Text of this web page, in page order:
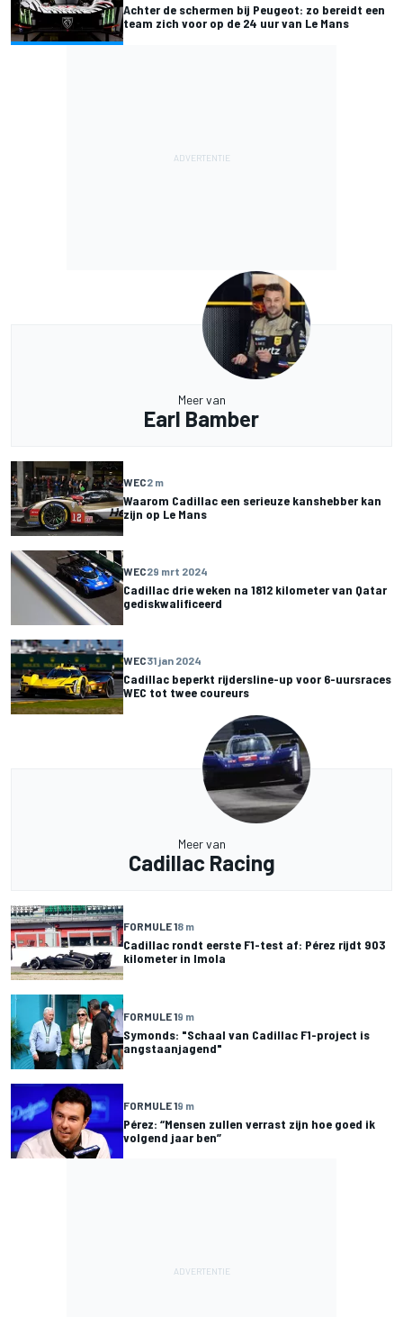
Achter de schermen bij Peugeot: zo bereidt een
team zich voor op de 24 uur van Le Mans
Meer van
Earl Bamber
WEC2 m
Waarom Cadillac een serieuze kanshebber kan
zijn op Le Mans
WEC29 mrt 2024
Cadillac drie weken na 1812 kilometer van Qatar
gediskwalificeerd
WEC31 jan 2024
Cadillac beperkt rijdersline-up voor 6-uursraces
WEC tot twee coureurs
Meer van
Cadillac Racing
FORMULE 18 m
Cadillac rondt eerste F1-test af: Pérez rijdt 903
kilometer in Imola
FORMULE 19 m
Symonds: "Schaal van Cadillac F1-project is
angstaanjagend"
FORMULE 19 m
Pérez: “Mensen zullen verrast zijn hoe goed ik
volgend jaar ben”